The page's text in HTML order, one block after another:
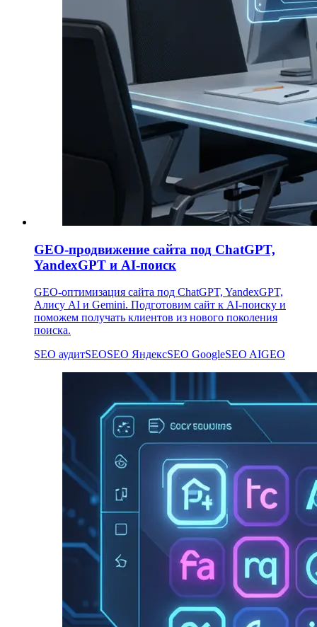
GEO-продвижение сайта под ChatGPT,
YandexGPT и AI-поиск
GEO-оптимизация сайта под ChatGPT, YandexGPT,
Алису AI и Gemini. Подготовим сайт к AI-поиску и
поможем получать клиентов из нового поколения
поиска.
SEO аудитSEOSEO ЯндексSEO GoogleSEO AIGEO